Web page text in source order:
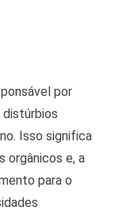
por
distúrbios
Isso significa
orgânicos e, a
para o